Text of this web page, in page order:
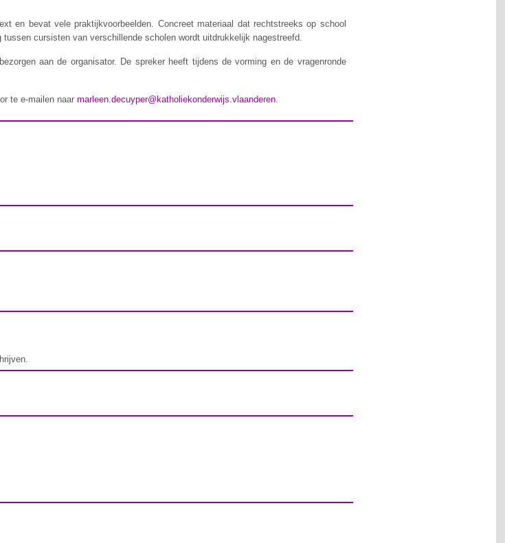
en bevat vele praktijkvoorbeelden. Concreet materiaal dat rechtstreeks op school
cursisten van verschillende scholen wordt uitdrukkelijk nagestreefd.
aan de organisator. De spreker heeft tijdens de vorming en de vragenronde
te e-mailen naarmarleen.decuyper@katholiekonderwijs.vlaanderen.